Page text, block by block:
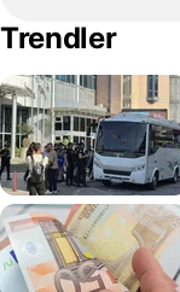
Trendler